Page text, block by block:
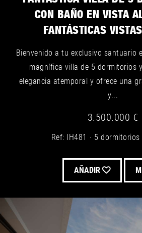
CON BAÑO EN VISTA
FANTÁSTICAS
Bienvenido a tu exclusivo santuario
magnífica villa de 5 dormitorios
elegancia atemporal y ofrece una
y...
3.500.000 €
Ref: IH481 5 dormitorios
AÑADIR